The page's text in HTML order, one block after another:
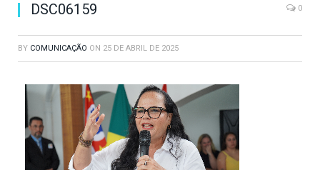
DSC06159 0
BY COMUNICAÇÃO ON 25 DE ABRIL DE 2025